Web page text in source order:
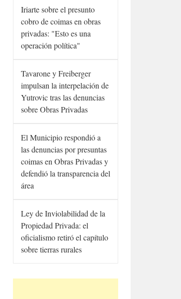
Iriarte sobre el presunto
cobro de coimas en obras
privadas: "Esto es una
operación política"
Tavarone y Freiberger
impulsan la interpelación de
Yutrovic tras las denuncias
sobre Obras Privadas
El Municipio respondió a
las denuncias por presuntas
coimas en Obras Privadas y
defendió la transparencia del
área
Ley de Inviolabilidad de la
Propiedad Privada: el
oficialismo retiró el capítulo
sobre tierras rurales